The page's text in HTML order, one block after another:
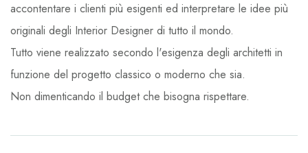
accontentare i clienti più esigenti ed interpretare le idee più
originali degli Interior Designer di tutto il mondo.
Tutto viene realizzato secondo l'esigenza degli architetti in
funzione del progetto classico o moderno che sia.
Non dimenticando il budget che bisogna rispettare.